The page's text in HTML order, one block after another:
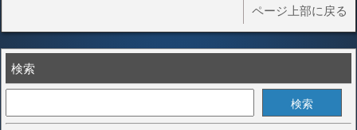
ページ上部に戻る
検索